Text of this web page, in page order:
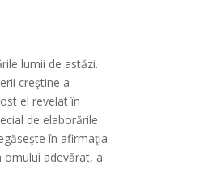
lumii de astăzi.
creştine a
el revelat în
de elaborările
în afirmaţia
adevărat, a